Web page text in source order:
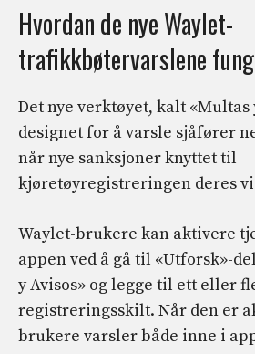
Hvordan de nye Waylet-
trafikkbøtervarslene
Det nye verktøyet, kalt «Multas
designet for å varsle sjåfører
når nye sanksjoner knyttet til
kjøretøyregistreringen deres
Waylet-brukere kan aktivere
appen ved å gå til «Utforsk»-
y Avisos» og legge til ett eller
registreringsskilt. Når den er
brukere varsler både inne i